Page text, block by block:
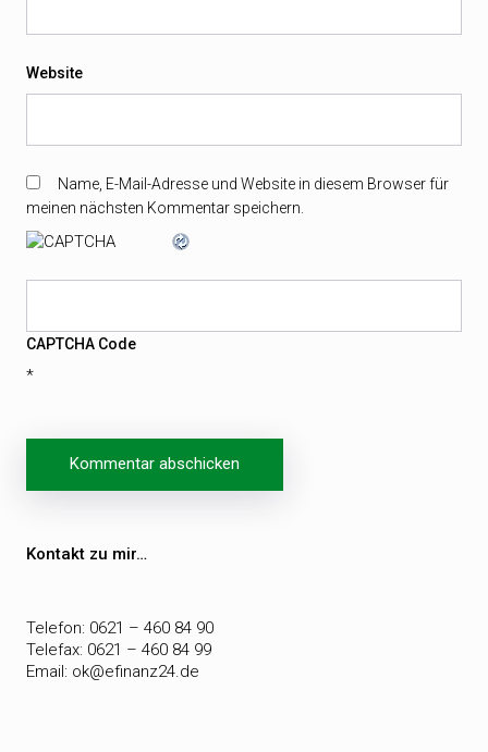
Website
Name, E-Mail-Adresse und Website in diesem Browser für
meinen nächsten Kommentar speichern.
CAPTCHA Code
*
Beitragsnavigation
Kontakt zu mir…
Telefon: 0621 – 460 84 90
Telefax: 0621 – 460 84 99
Email: ok@efinanz24.de